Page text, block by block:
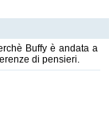
Buffy è andata a
di pensieri.